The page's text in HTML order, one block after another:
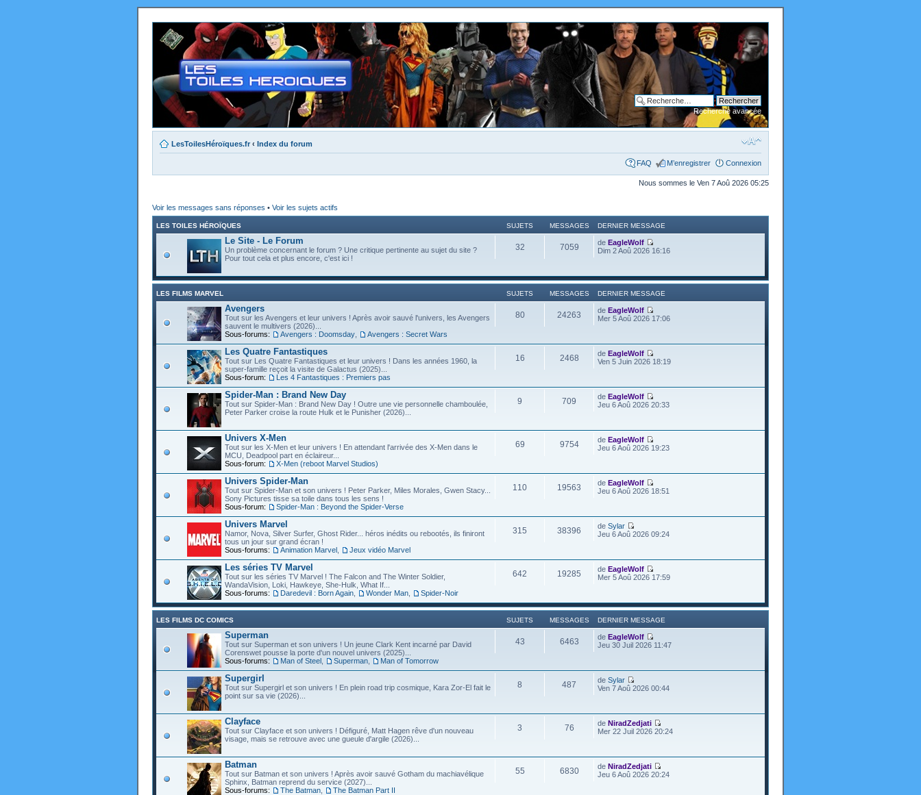
Recherche avancée
LesToilesHéroïques.fr ‹ Index du forum
FAQ M’enregistrer Connexion
Nous sommes le Ven 7 Aoû 2026 05:25
Voir les messages sans réponses • Voir les sujets actifs
LES TOILES HÉROÏQUES SUJETS MESSAGES DERNIER MESSAGE
Le Site - Le Forum
Un problème concernant le forum ? Une critique pertinente au sujet du site ?
Pour tout cela et plus encore, c'est ici !
32 7059 deEagleWolf
Dim 2 Aoû 2026 16:16
LES FILMS MARVEL SUJETS MESSAGES DERNIER MESSAGE
Avengers
Tout sur les Avengers et leur univers ! Après avoir sauvé l'univers, les Avengers
sauvent le multivers (2026)...
Sous-forums:
Avengers : Doomsday Avengers : Secret Wars
80 24263 deEagleWolf
Mer 5 Aoû 2026 17:06
Les Quatre Fantastiques
Tout sur Les Quatre Fantastiques et leur univers ! Dans les années 1960, la
super-famille reçoit la visite de Galactus (2025)...
Sous-forum:
Les 4 Fantastiques : Premiers pas
16 2468 deEagleWolf
Ven 5 Juin 2026 18:19
Spider-Man : Brand New Day
Tout sur Spider-Man : Brand New Day ! Outre une vie personnelle chamboulée,
Peter Parker croise la route Hulk et le Punisher (2026)...
9 709 deEagleWolf
Jeu 6 Aoû 2026 20:33
Univers X-Men
Tout sur les X-Men et leur univers ! En attendant l'arrivée des X-Men dans le
MCU, Deadpool part en éclaireur...
Sous-forum:
X-Men (reboot Marvel Studios)
69 9754 deEagleWolf
Jeu 6 Aoû 2026 19:23
Univers Spider-Man
Tout sur Spider-Man et son univers ! Peter Parker, Miles Morales, Gwen Stacy...
Sony Pictures tisse sa toile dans tous les sens !
Sous-forum:
Spider-Man : Beyond the Spider-Verse
110 19563 deEagleWolf
Jeu 6 Aoû 2026 18:51
Univers Marvel
Namor, Nova, Silver Surfer, Ghost Rider... héros inédits ou rebootés, ils finiront
tous un jour sur grand écran !
Sous-forums:
Animation Marvel Jeux vidéo Marvel
315 38396 deSylar
Jeu 6 Aoû 2026 09:24
Les séries TV Marvel
Tout sur les séries TV Marvel ! The Falcon and The Winter Soldier,
WandaVision, Loki, Hawkeye, She-Hulk, What If...
Sous-forums:
Daredevil : Born Again Wonder Man Spider-Noir
642 19285 deEagleWolf
Mer 5 Aoû 2026 17:59
LES FILMS DC COMICS SUJETS MESSAGES DERNIER MESSAGE
Superman
Tout sur Superman et son univers ! Un jeune Clark Kent incarné par David
Corenswet pousse la porte d'un nouvel univers (2025)...
Sous-forums:
Man of Steel Superman Man of Tomorrow
43 6463 deEagleWolf
Jeu 30 Juil 2026 11:47
Supergirl
Tout sur Supergirl et son univers ! En plein road trip cosmique, Kara Zor-El fait le
point sur sa vie (2026)...
8 487 deSylar
Ven 7 Aoû 2026 00:44
Clayface
Tout sur Clayface et son univers ! Défiguré, Matt Hagen rêve d'un nouveau
visage, mais se retrouve avec une gueule d'argile (2026)...
3 76 deNiradZedjati
Mer 22 Juil 2026 20:24
Batman
Tout sur Batman et son univers ! Après avoir sauvé Gotham du machiavélique
Sphinx, Batman reprend du service (2027)...
Sous-forums:
The Batman The Batman Part II
55 6830 deNiradZedjati
Jeu 6 Aoû 2026 20:24